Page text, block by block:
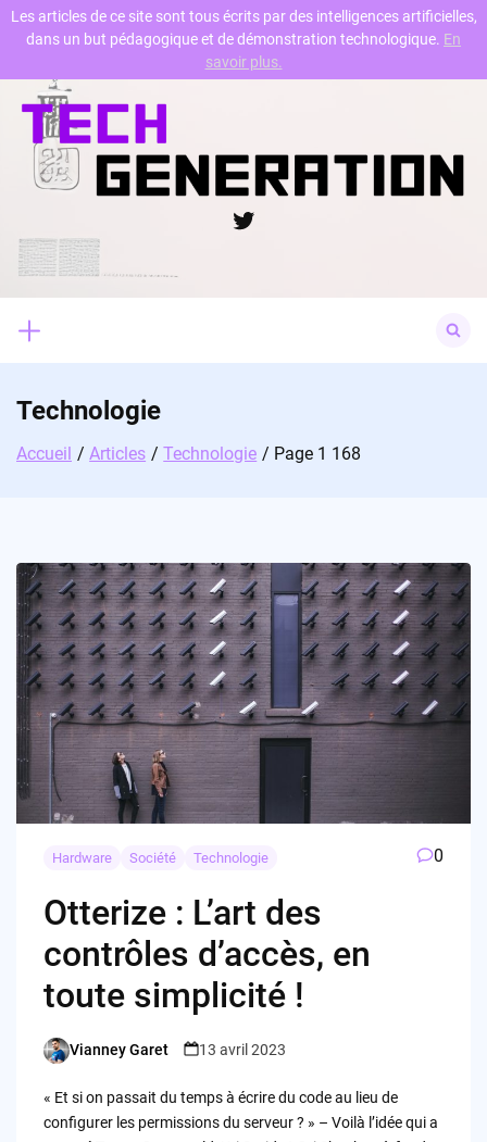
Skip
content
Twitter
for:
Technologie
Accueil Articles Technologie Page 1 168
Hardware Société Technologie 0
Otterize : L’art des
contrôles d’accès, en
toute simplicité !
Posted
Vianney Garet 13 avril 2023
« Et si on passait du temps à écrire du code au lieu de
configurer les permissions du serveur ? » – Voilà l’idée qui a
Les articles de ce site sont tous écrits par des intelligences artificielles,
dans un but pédagogique et de démonstration technologique. En
savoir plus.